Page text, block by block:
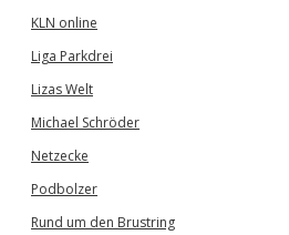
KLN online
Liga Parkdrei
Lizas Welt
Michael Schröder
Netzecke
Podbolzer
Rund um den Brustring